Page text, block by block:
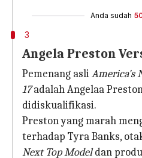
Anda sudah
3
Angela Preston
Pemenang asliAmerica's
17adalah Angelaa
didiskualifikasi.
Preston yang marah
terhadap Tyra Banks,
Next Top Modeldan